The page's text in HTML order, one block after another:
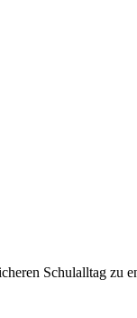
Schulalltag